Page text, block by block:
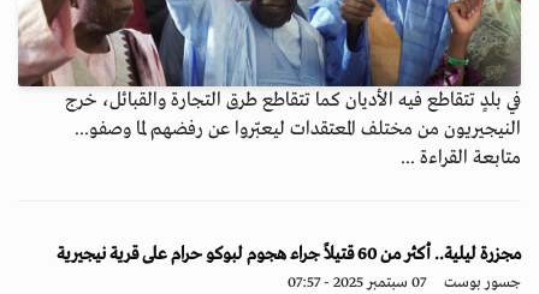
في بلدٍ تتقاطع فيه الأديان كما تتقاطع طرق التجارة والقبائل، خرج
النيجيريون من مختلف المعتقدات ليعبّروا عن رفضهم لما وصفو...
متابعة القراءة ...
مجزرة ليلية.. أكثر من 60 قتيلاً جراء هجوم لبوكو حرام على قرية نيجيرية
جسور بوست 07 سبتمبر 2025 - 07:57